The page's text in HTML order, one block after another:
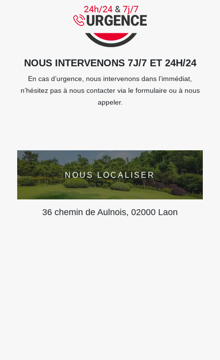
NOUS INTERVENONS 7J/7 ET 24H/24
En cas d’urgence, nous intervenons dans l’immédiat,
n’hésitez pas à nous contacter via le formulaire ou à nous
appeler.
NOUS LOCALISER
36 chemin de Aulnois, 02000 Laon